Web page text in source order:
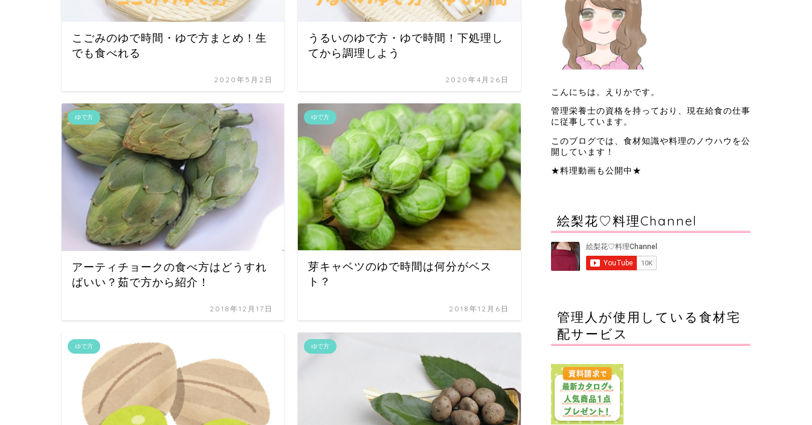
こごみのゆで時間・ゆで方まとめ！生
でも食べれる
2020年5月2日
うるいのゆで方・ゆで時間！下処理し
てから調理しよう
2020年4月26日
ゆで方
アーティチョークの食べ方はどうすれ
ばいい？茹で方から紹介！
2018年12月17日
ゆで方
芽キャベツのゆで時間は何分がベス
ト？
2018年12月6日
ゆで方 ゆで方
こんにちは。えりかです。
管理栄養士の資格を持っており、現在給食の仕事
に従事しています。
このブログでは、食材知識や料理のノウハウを公
開しています！
★料理動画も公開中★
絵梨花♡料理Channel
管理人が使用している食材宅
配サービス